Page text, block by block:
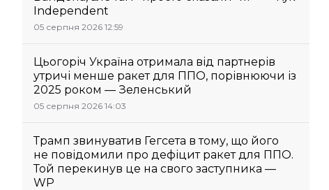
Independent
05 серпня 2026 12:59
Цьогоріч Україна отримала від партнерів
утричі менше ракет для ППО, порівнюючи із
2025 роком — Зеленський
05 серпня 2026 14:03
Трамп звинуватив Гегсета в тому, що його
не повідомили про дефіцит ракет для ППО.
Той перекинув це на свого заступника —
WP